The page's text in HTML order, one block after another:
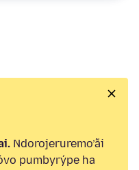
Ndorojeruremo’ãi
pumbyrýpe ha